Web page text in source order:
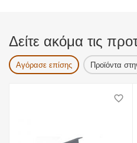
Δείτε ακόμα τις
Αγόρασε επίσης Προϊόντα